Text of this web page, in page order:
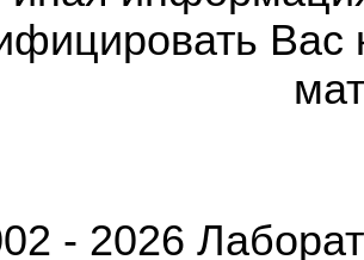
Вас
- 2026